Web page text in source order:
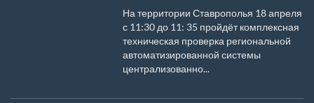
На территории Ставрополья 18 апреля
с 11:30 до 11: 35 пройдёт комплексная
техническая проверка региональной
автоматизированной системы
централизованно...